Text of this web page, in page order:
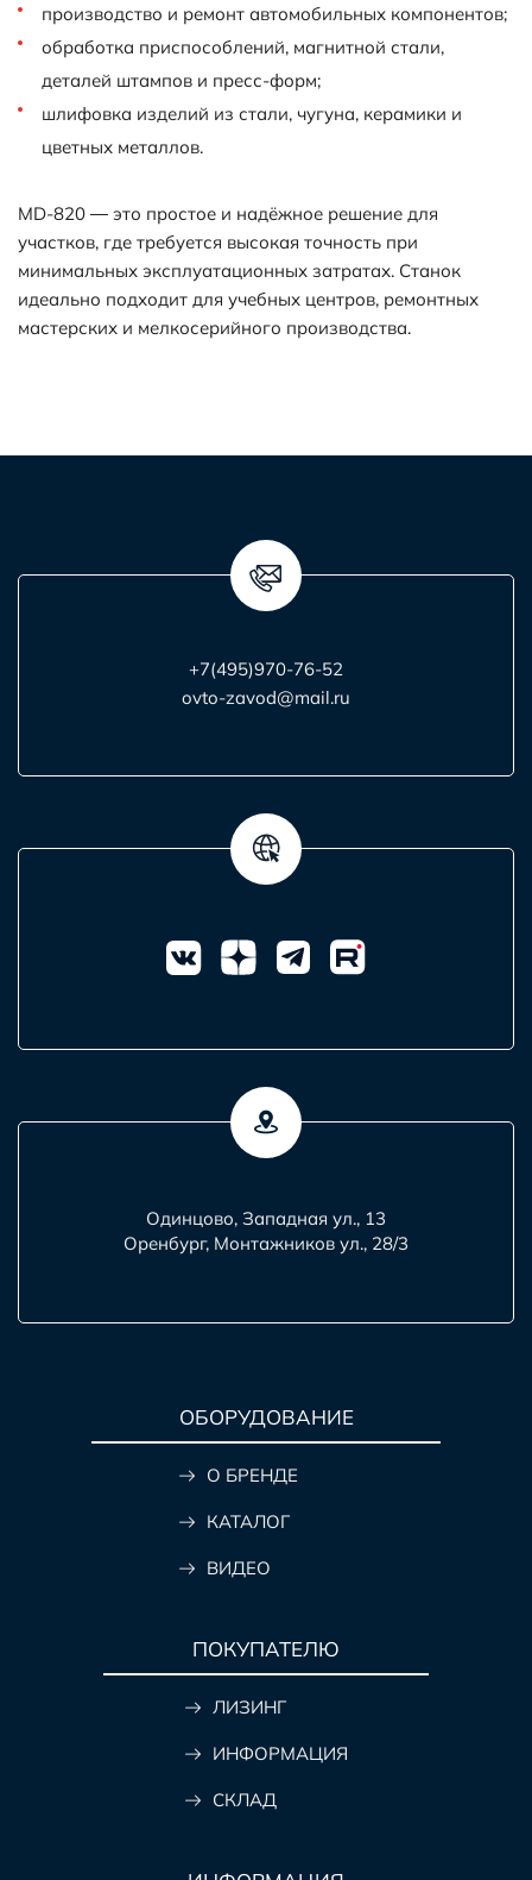
производство и ремонт автомобильных компонентов;
обработка приспособлений, магнитной стали,
деталей штампов и пресс-форм;
шлифовка изделий из стали, чугуна, керамики и
цветных металлов.
MD-820 — это простое и надёжное решение для
участков, где требуется высокая точность при
минимальных эксплуатационных затратах. Станок
идеально подходит для учебных центров, ремонтных
мастерских и мелкосерийного производства.
+7(495)970-76-52
ovto-zavod@mail.ru
Одинцово, Западная ул., 13
Оренбург, Монтажников ул., 28/3
ОБОРУДОВАНИЕ
О БРЕНДЕ
КАТАЛОГ
ВИДЕО
ПОКУПАТЕЛЮ
ЛИЗИНГ
ИНФОРМАЦИЯ
СКЛАД